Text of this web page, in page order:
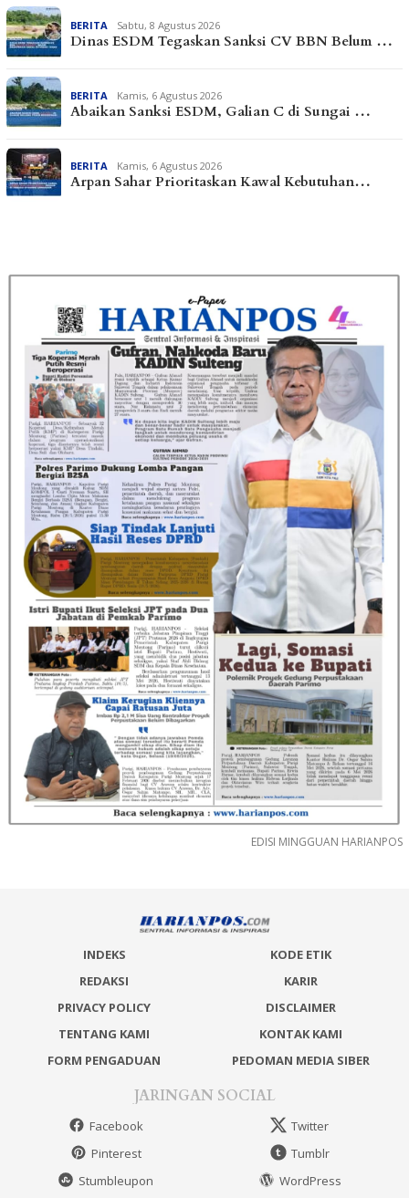
BERITA Sabtu, 8 Agustus 2026
Dinas ESDM Tegaskan Sanksi CV BBN Belum …
BERITA Kamis, 6 Agustus 2026
Abaikan Sanksi ESDM, Galian C di Sungai …
BERITA Kamis, 6 Agustus 2026
Arpan Sahar Prioritaskan Kawal Kebutuhan…
EDISI MINGGUAN HARIANPOS
INDEKS
KODE ETIK
REDAKSI
KARIR
PRIVACY POLICY
DISCLAIMER
TENTANG KAMI
KONTAK KAMI
FORM PENGADUAN
PEDOMAN MEDIA SIBER
JARINGAN SOCIAL
Facebook
Twitter
Pinterest
Tumblr
Stumbleupon
WordPress